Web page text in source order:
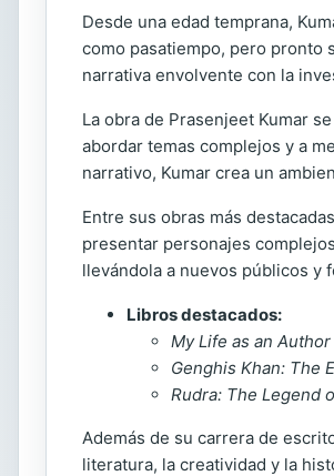
Desde una edad temprana,
como pasatiempo, pero pronto
narrativa envolvente con la
La obra de Prasenjeet Kumar
abordar temas complejos y a
narrativo, Kumar crea un
Entre sus obras más
presentar personajes
llevándola a nuevos públicos y
Libros destacados:
My Life as an Author
Genghis Khan: The
Rudra: The Legend
Además de su carrera de
literatura, la creatividad y la